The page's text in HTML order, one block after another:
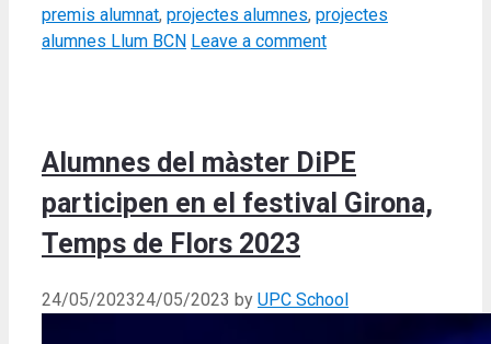
premis alumnat, projectes alumnes, projectes
alumnes Llum BCN Leave a comment
Alumnes del màster DiPE
participen en el festival Girona,
Temps de Flors 2023
24/05/202324/05/2023 by UPC School